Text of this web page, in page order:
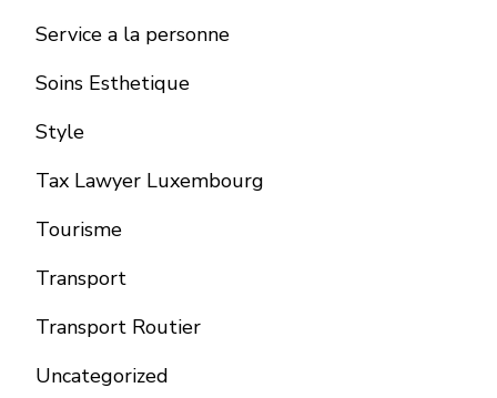
Service a la personne
Soins Esthetique
Style
Tax Lawyer Luxembourg
Tourisme
Transport
Transport Routier
Uncategorized